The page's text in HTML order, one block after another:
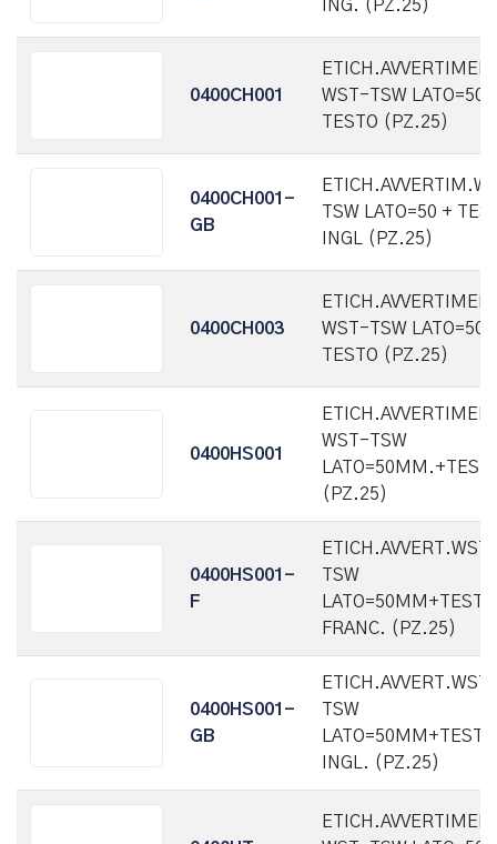
ING. (PZ.25)
0400CH001
WST-TSW LATO=50
TESTO (PZ.25)
0400CH001-
GB
TSW LATO=50 +
INGL (PZ.25)
0400CH003
WST-TSW LATO=50
TESTO (PZ.25)
0400HS001
WST-TSW
(PZ.25)
0400HS001-
F
TSW
LATO=50MM+TESTO
FRANC. (PZ.25)
0400HS001-
GB
TSW
LATO=50MM+TESTO
INGL. (PZ.25)